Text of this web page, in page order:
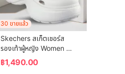
30 ขายแล้ว
Skechers สเก็ตเชอร์ส
รองเท้าผู้หญิง Women
Foamies Tai That Girl
Shoes - 111678-NAT
฿1,490.00